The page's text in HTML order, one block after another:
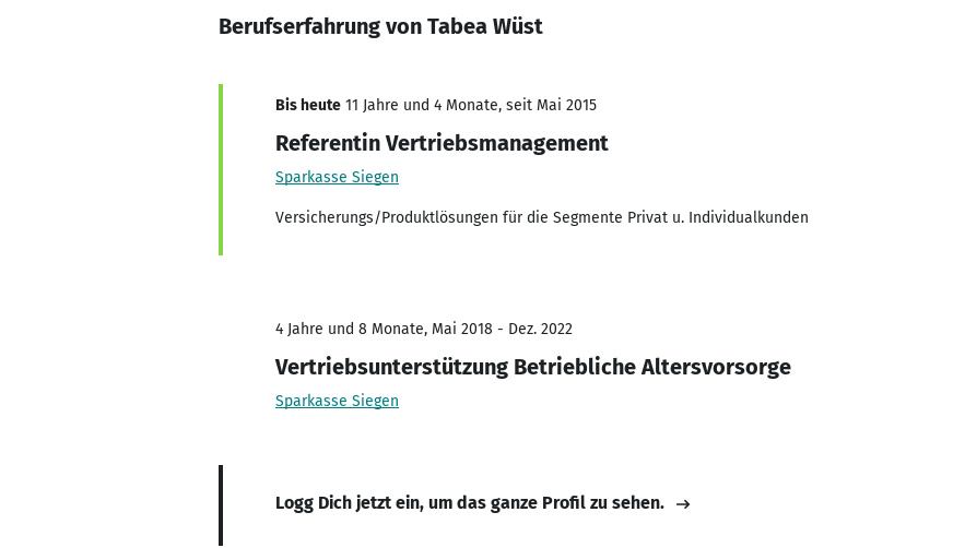
Berufserfahrung von Tabea Wüst
Bis heute 11 Jahre und 4 Monate, seit Mai 2015
Referentin Vertriebsmanagement
Sparkasse Siegen
Versicherungs/Produktlösungen für die Segmente Privat u. Individualkunden
4 Jahre und 8 Monate, Mai 2018 - Dez. 2022
Vertriebsunterstützung Betriebliche Altersvorsorge
Sparkasse Siegen
Logg Dich jetzt ein, um das ganze Profil zu sehen.